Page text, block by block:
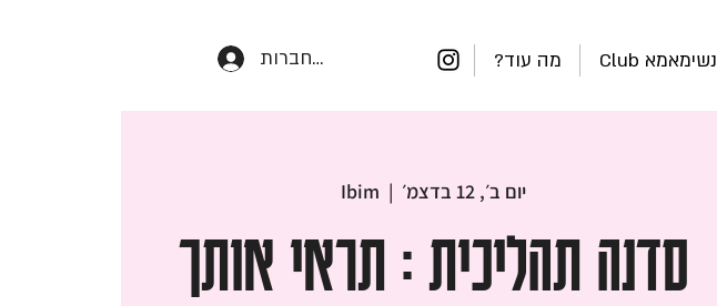
התחברות נשימאמא Club מה עוד?
יום ב׳, 12 בדצמ׳
  |
Ibim
סדנה תהליכית : תראי אותך